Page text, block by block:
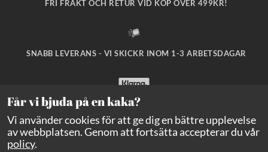
FRI FRAKT OCH RETUR VID KÖP ÖVER 499KR!
SNABB LEVERANS - VI SKICKR INOM 1-3 ARBETSDAGAR
SÄKRA BETALNINGAR MED KLARNA CHECKOUT!
Får vi bjuda på en kaka?
Vi använder cookies för att ge dig en bättre upplevelse
av webbplatsen. Genom att fortsätta accepterar du vår
policy.